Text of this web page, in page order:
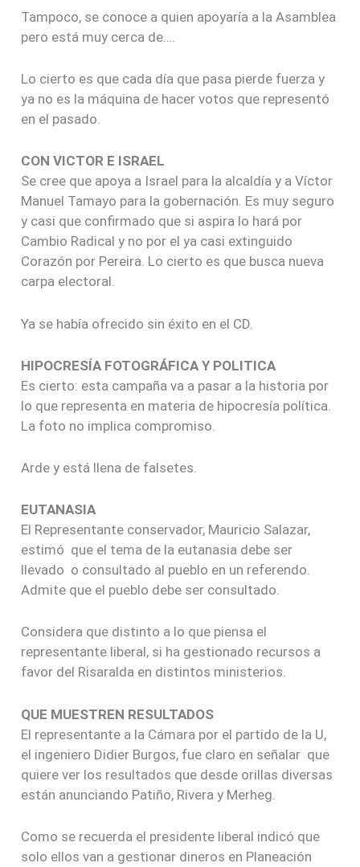
Tampoco, se conoce a quien apoyaría a la Asamblea
pero está muy cerca de….
Lo cierto es que cada día que pasa pierde fuerza y
ya no es la máquina de hacer votos que representó
en el pasado.
CON VICTOR E ISRAEL
Se cree que apoya a Israel para la alcaldía y a Víctor
Manuel Tamayo para la gobernación. Es muy seguro
y casi que confirmado que si aspira lo hará por
Cambio Radical y no por el ya casi extinguido
Corazón por Pereira. Lo cierto es que busca nueva
carpa electoral.
Ya se había ofrecido sin éxito en el CD.
HIPOCRESÍA FOTOGRÁFICA Y POLITICA
Es cierto: esta campaña va a pasar a la historia por
lo que representa en materia de hipocresía política.
La foto no implica compromiso.
Arde y está llena de falsetes.
EUTANASIA
El Representante conservador, Mauricio Salazar,
estimó que el tema de la eutanasia debe ser
llevado o consultado al pueblo en un referendo.
Admite que el pueblo debe ser consultado.
Considera que distinto a lo que piensa el
representante liberal, si ha gestionado recursos a
favor del Risaralda en distintos ministerios.
QUE MUESTREN RESULTADOS
El representante a la Cámara por el partido de la U,
el ingeniero Didier Burgos, fue claro en señalar que
quiere ver los resultados que desde orillas diversas
están anunciando Patiño, Rivera y Merheg.
Como se recuerda el presidente liberal indicó que
solo ellos van a gestionar dineros en Planeación